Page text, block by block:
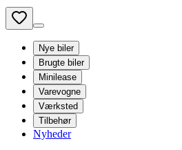
Nye biler
Brugte biler
Minilease
Varevogne
Værksted
Tilbehør
Nyheder